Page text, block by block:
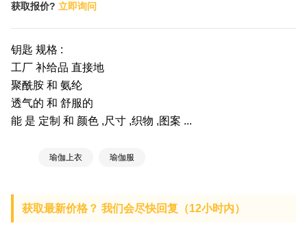
获取报价? 立即询问
钥匙 规格 :
工厂 补给品 直接地
聚酰胺 和 氨纶
透气的 和 舒服的
能 是 定制 和 颜色 ,尺寸 ,织物 ,图案 ...
瑜伽上衣 瑜伽服
获取最新价格？ 我们会尽快回复（12小时内）